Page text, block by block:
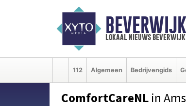
lokaal nieuws beverwijk
112 Algemeen Bedrijvengids
ComfortCareNL in